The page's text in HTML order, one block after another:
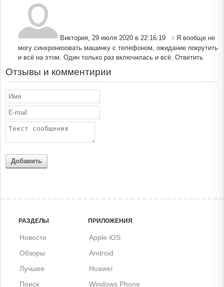
Виктория, 29 июля 2020 в 22:16:19 # Я вообще не
могу синхронизовать машинку с телефоном, ожидание покрутить
и всё на этом. Один только раз включилась и всё. Ответить
Отзывы и комментирии
Добавить
РАЗДЕЛЫ
Новости
Обзоры
Лучшее
Поиск
ПРИЛОЖЕНИЯ
Apple iOS
Android
Huawei
Windows Phone